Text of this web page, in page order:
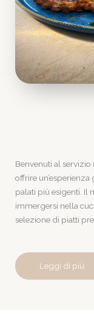
Benvenuti al
offrire
palati più esigenti. Il
immergersi nella
selezione di piatti
Leggi di più